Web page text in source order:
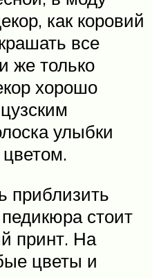
как коровий
все
же только
хорошо
улыбки
приблизить
стоит
принт. На
цветы и